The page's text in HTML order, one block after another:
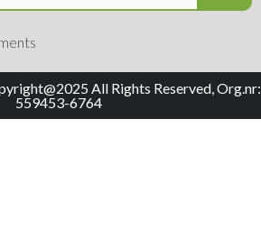
All Rights Reserved, Org.nr:
559453-6764